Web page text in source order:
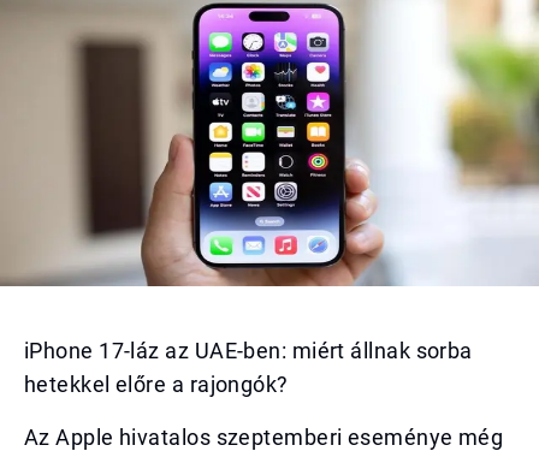
iPhone 17-láz az UAE-ben: miért állnak sorba
hetekkel előre a rajongók?
Az Apple hivatalos szeptemberi eseménye még